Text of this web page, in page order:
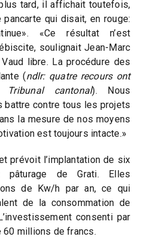
tard, il affichait toutefois,
pancarte qui disait, en rouge:
«Ce résultat n’est
soulignait Jean-Marc
libre. La procédure des
(ndlr: quatre recours ont
cantonal). Nous
battre contre tous les projets
la mesure de nos moyens
est toujours intacte.»
prévoit l’implantation de six
de Grati. Elles
de Kw/h par an, ce qui
de la consommation de
consenti par
millions de francs.